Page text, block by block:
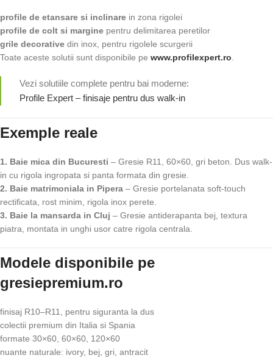
profile de etansare si inclinare in zona rigolei
profile de colt si margine pentru delimitarea peretilor
grile decorative din inox, pentru rigolele scurgerii
Toate aceste solutii sunt disponibile pe www.profilexpert.ro.
Vezi solutiile complete pentru bai moderne:
Profile Expert – finisaje pentru dus walk-in
Exemple reale
1. Baie mica din Bucuresti – Gresie R11, 60×60, gri beton. Dus walk-
in cu rigola ingropata si panta formata din gresie.
2. Baie matrimoniala in Pipera – Gresie portelanata soft-touch
rectificata, rost minim, rigola inox perete.
3. Baie la mansarda in Cluj – Gresie antiderapanta bej, textura
piatra, montata in unghi usor catre rigola centrala.
Modele disponibile pe
gresiepremium.ro
finisaj R10–R11, pentru siguranta la dus
colectii premium din Italia si Spania
formate 30×60, 60×60, 120×60
nuante naturale: ivory, bej, gri, antracit